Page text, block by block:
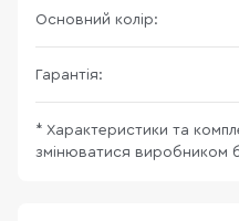
Основний колір:
Гарантія:
* Характеристики та
змінюватися виробником